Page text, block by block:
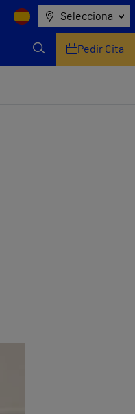
Selecciona
Pedir Cita